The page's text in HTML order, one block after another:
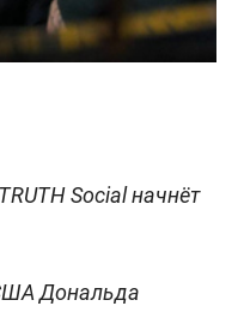
Social начнёт
Дональда